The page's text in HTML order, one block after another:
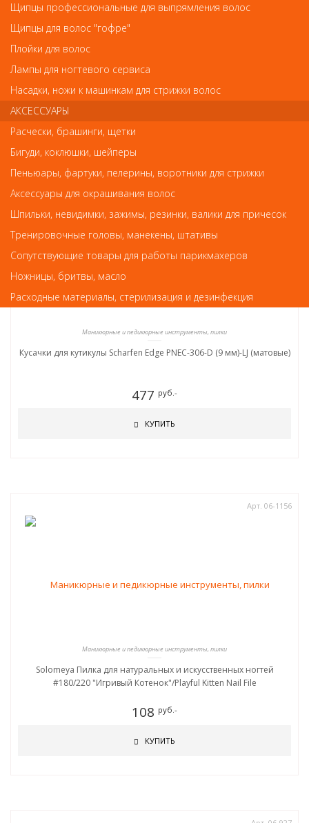
Обратите внимание
Внешний вид товара «Metzger Кусачки-ножницы маникюрные
РN-1019(3)-D-(10сm)-BJ матовые» может отличаться от
фотографий на сайте. Несовпадение внешнего вида и
комплектности реального товара с фотографиями и описанием
на сайте не является показателем ненадлежащего качества
товара.
Так же советуем посмотреть
Маникюрные и педикюрные инструменты, пилки
Кусачки для кутикулы Scharfen Edge PNEC-306-D (9 мм)-LJ (матовые)
477 руб.-
КУПИТЬ
Арт. 06-1156
Маникюрные и педикюрные инструменты, пилки
Solomeya Пилка для натуральных и искусственных ногтей
#180/220 "Игривый Котенок"/Playful Kitten Nail File
108 руб.-
КУПИТЬ
Щипцы профессиональные для выпрямления волос
Щипцы для волос "гофре"
Плойки для волос
Лампы для ногтевого сервиса
Насадки, ножи к машинкам для стрижки волос
АКСЕССУАРЫ
Расчески, брашинги, щетки
Бигуди, коклюшки, шейперы
Пеньюары, фартуки, пелерины, воротники для стрижки
Аксессуары для окрашивания волос
Шпильки, невидимки, зажимы, резинки, валики для причесок
Тренировочные головы, манекены, штативы
Сопутствующие товары для работы парикмахеров
Ножницы, бритвы, масло
Расходные материалы, стерилизация и дезинфекция